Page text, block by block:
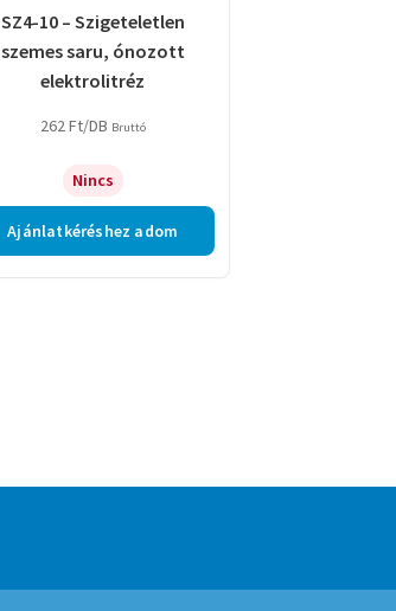
SZ4-10 – Szigeteletlen
szemes saru, ónozott
elektrolitréz
262Ft/DB Bruttó
Nincs
Ajánlatkéréshez adom